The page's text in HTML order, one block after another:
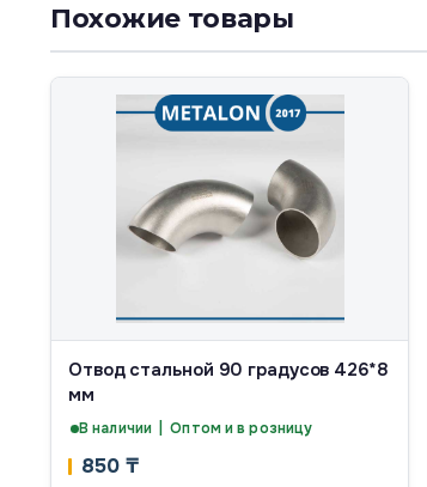
Похожие товары
Отвод стальной 90 градусов 426*8
мм
В наличии | Оптом и в розницу
850 ₸